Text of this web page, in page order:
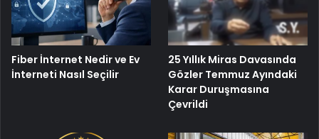
Fiber İnternet Nedir ve Ev
İnterneti Nasıl Seçilir
25 Yıllık Miras Davasında
Gözler Temmuz Ayındaki
Karar Duruşmasına
Çevrildi